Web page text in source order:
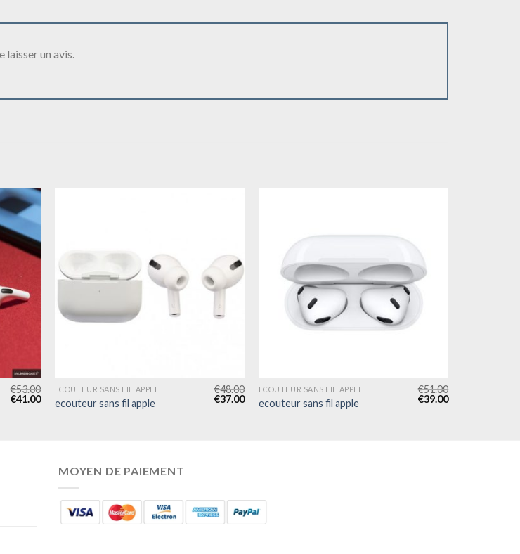
un avis.
€53.00
€41.00
ECOUTEUR SANS FIL APPLE
ecouteur sans fil apple
€48.00
€37.00
ECOUTEUR SANS FIL APPLE
ecouteur sans fil apple
€51.00
€39.00
MOYEN DE PAIEMENT